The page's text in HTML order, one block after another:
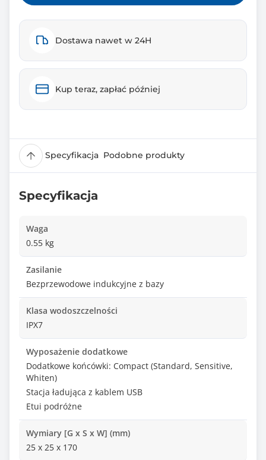
Dostawa nawet w 24H
Kup teraz, zapłać później
Specyfikacja Podobne produkty
Specyfikacja
Waga
0.55 kg
Zasilanie
Bezprzewodowe indukcyjne z bazy
Klasa wodoszczelności
IPX7
Wyposażenie dodatkowe
Dodatkowe końcówki: Compact (Standard, Sensitive,
Whiten)
Stacja ładująca z kablem USB
Etui podróżne
Wymiary [G x S x W] (mm)
25 x 25 x 170